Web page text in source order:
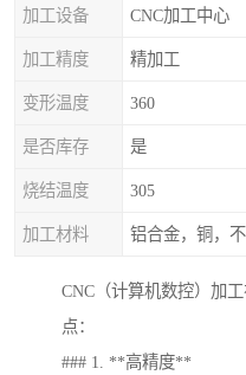
加工设备 CNC加工中心
加工精度 精加工
变形温度 360
是否库存 是
烧结温度 305
加工材料 铝合金，铜，
CNC（计算机数控）加
点：
### 1. **高精度**